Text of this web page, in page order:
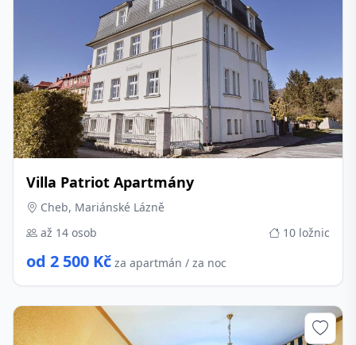
Villa Patriot Apartmány
Cheb, Mariánské Lázně
až 14 osob
10 ložnic
od 2 500 Kč za apartmán / za noc